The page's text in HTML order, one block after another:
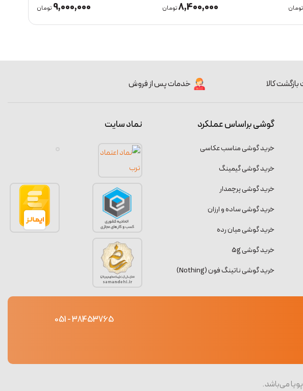
تومان 8,400,000تومان 9,000,000 تومان
کالا خدمات پس از فروش
گوشی براساس عملکرد
خرید گوشی مناسب عکاسی
خرید گوشی گیمینگ
خرید گوشی پرچمدار
خرید گوشی ساده و ارزان
خرید گوشی میان رده
خرید گوشی 5g
خرید گوشی ناتینگ فون (Nothing)
نماد سایت
38453765 - 051
می‌باشد.